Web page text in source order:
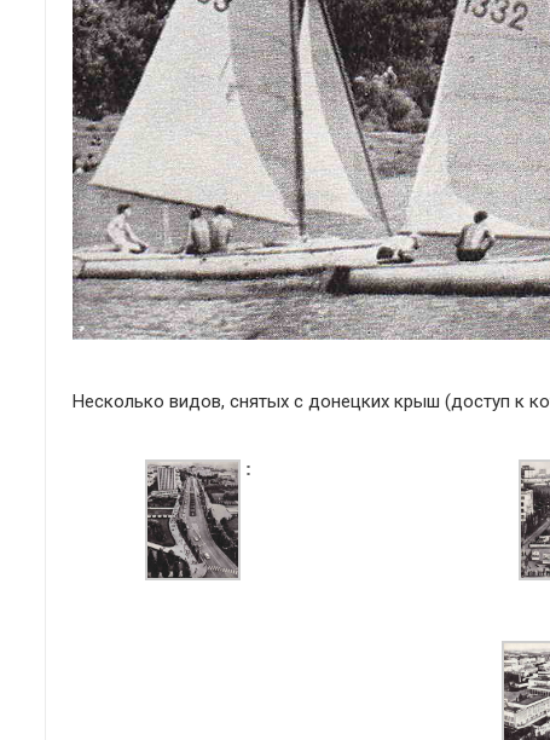
Несколько видов, снятых с донецких крыш (доступ к